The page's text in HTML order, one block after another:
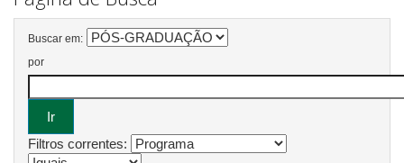
Buscar em:
por
Filtros correntes: